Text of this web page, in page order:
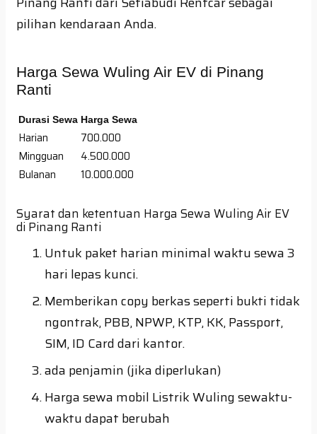
pilihan kendaraan Anda.
Harga Sewa Wuling Air EV di Pinang
Ranti
Durasi Sewa Harga Sewa
Harian
700.000
Mingguan
4.500.000
Bulanan
10.000.000
Syarat dan ketentuan Harga Sewa Wuling Air EV
di Pinang Ranti
Untuk paket harian minimal waktu sewa 3
hari lepas kunci.
Memberikan copy berkas seperti bukti tidak
ngontrak, PBB, NPWP, KTP, KK, Passport,
SIM, ID Card dari kantor.
ada penjamin (jika diperlukan)
Harga sewa mobil Listrik Wuling sewaktu-
waktu dapat berubah